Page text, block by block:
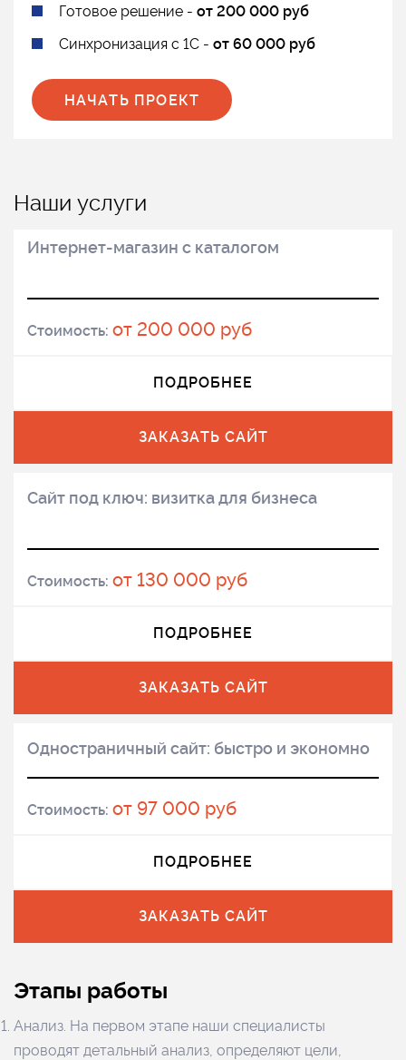
Готовое решение - от 200 000 руб
Синхронизация с 1С - от 60 000 руб
НАЧАТЬ ПРОЕКТ
Наши услуги
Интернет-магазин с каталогом
Стоимость: от 200 000 руб
ПОДРОБНЕЕ
ЗАКАЗАТЬ САЙТ
Сайт под ключ: визитка для бизнеса
Стоимость: от 130 000 руб
ПОДРОБНЕЕ
ЗАКАЗАТЬ САЙТ
Одностраничный сайт: быстро и экономно
Стоимость: от 97 000 руб
ПОДРОБНЕЕ
ЗАКАЗАТЬ САЙТ
Этапы работы
Анализ. На первом этапе наши специалисты
проводят детальный анализ, определяют цели,